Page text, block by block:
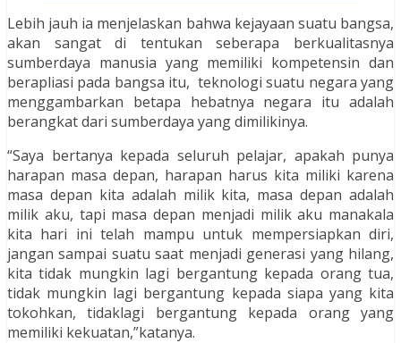
Lebih jauh ia menjelaskan bahwa kejayaan suatu bangsa,
akan sangat di tentukan seberapa berkualitasnya
sumberdaya manusia yang memiliki kompetensin dan
berapliasi pada bangsa itu, teknologi suatu negara yang
menggambarkan betapa hebatnya negara itu adalah
berangkat dari sumberdaya yang dimilikinya.
“Saya bertanya kepada seluruh pelajar, apakah punya
harapan masa depan, harapan harus kita miliki karena
masa depan kita adalah milik kita, masa depan adalah
milik aku, tapi masa depan menjadi milik aku manakala
kita hari ini telah mampu untuk mempersiapkan diri,
jangan sampai suatu saat menjadi generasi yang hilang,
kita tidak mungkin lagi bergantung kepada orang tua,
tidak mungkin lagi bergantung kepada siapa yang kita
tokohkan, tidaklagi bergantung kepada orang yang
memiliki kekuatan,”katanya.